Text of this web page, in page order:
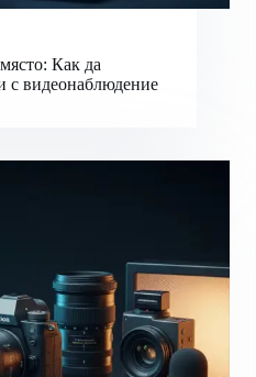
Как да
с видеонаблюдение